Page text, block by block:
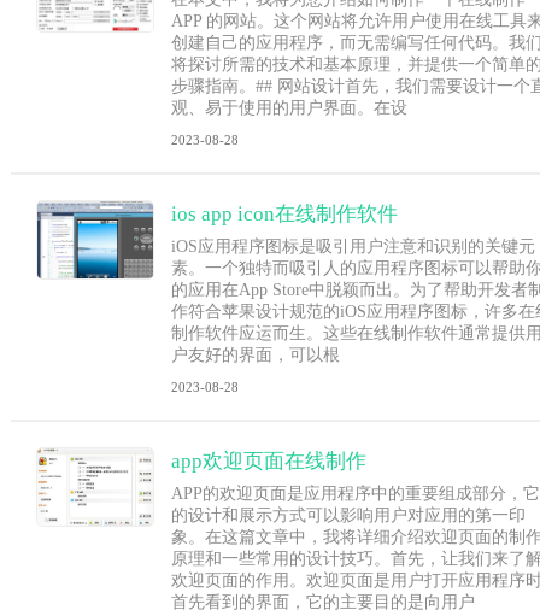
APP 的网站。这个网站将允许用户使用在线工具
创建自己的应用程序，而无需编写任何代码。我
将探讨所需的技术和基本原理，并提供一个简单
步骤指南。## 网站设计首先，我们需要设计一个
观、易于使用的用户界面。在设
2023-08-28
ios app icon在线制作软件
iOS应用程序图标是吸引用户注意和识别的关键元
素。一个独特而吸引人的应用程序图标可以帮助
的应用在App Store中脱颖而出。为了帮助开发者
作符合苹果设计规范的iOS应用程序图标，许多在
制作软件应运而生。这些在线制作软件通常提供
户友好的界面，可以根
2023-08-28
app欢迎页面在线制作
APP的欢迎页面是应用程序中的重要组成部分，它
的设计和展示方式可以影响用户对应用的第一印
象。在这篇文章中，我将详细介绍欢迎页面的制
原理和一些常用的设计技巧。首先，让我们来了
欢迎页面的作用。欢迎页面是用户打开应用程序
首先看到的界面，它的主要目的是向用户